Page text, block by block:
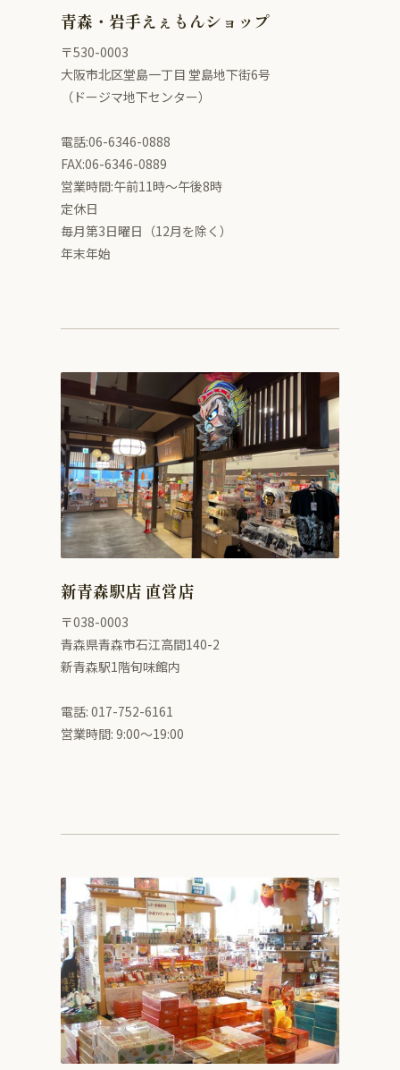
青森・岩手えぇもんショップ
〒530-0003
大阪市北区堂島一丁目 堂島地下街6号
（ドージマ地下センター）
電話:06-6346-0888
FAX:06-6346-0889
営業時間:午前11時～午後8時
定休日
毎月第3日曜日（12月を除く）
年末年始
新青森駅店 直営店
〒038-0003
青森県青森市石江高間140-2
新青森駅1階旬味館内
電話: 017-752-6161
営業時間: 9:00〜19:00